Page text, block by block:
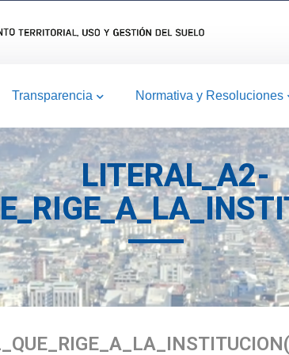
Transparencia Normativa y Resoluciones
LITERAL_A2-